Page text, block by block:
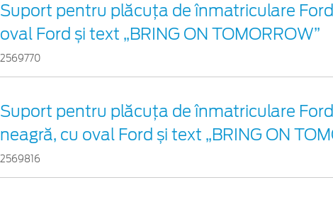
Suport pentru plăcuța de înmatriculare
oval Ford și text „BRING ON TOMORROW”
2569770
Suport pentru plăcuța de înmatriculare
neagră, cu oval Ford și text „BRING ON
2569816